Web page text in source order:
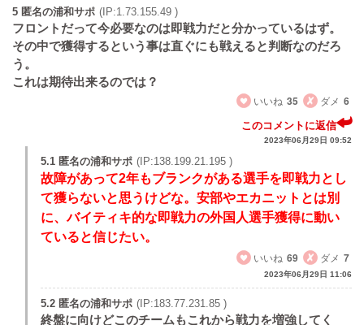
5 匿名の浦和サポ (IP:1.73.155.49 )
フロントだって今必要なのは即戦力だと分かっているはず。
その中で獲得するという事は直ぐにも戦えると判断なのだろ
う。
これは期待出来るのでは？
いいね 35 ダメ 6
このコメントに返信
2023年06月29日 09:52
5.1 匿名の浦和サポ (IP:138.199.21.195 )
故障があって2年もブランクがある選手を即戦力とし
て獲らないと思うけどな。安部やエカニットとは別
に、バイティキ的な即戦力の外国人選手獲得に動い
ていると信じたい。
いいね 69 ダメ 7
2023年06月29日 11:06
5.2 匿名の浦和サポ (IP:183.77.231.85 )
終盤に向けどこのチームもこれから戦力を増強してく